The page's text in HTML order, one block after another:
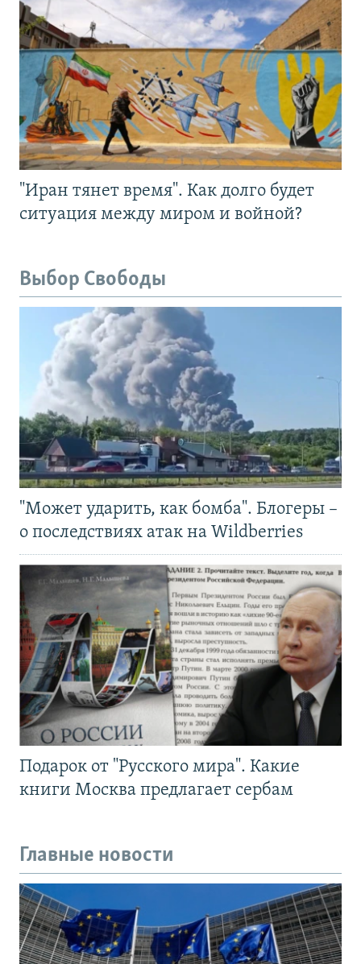
"Иран тянет время". Как долго будет
ситуация между миром и войной?
Выбор Свободы
"Может ударить, как бомба". Блогеры –
о последствиях атак на Wildberries
Подарок от "Русского мира". Какие
книги Москва предлагает сербам
Главные новости